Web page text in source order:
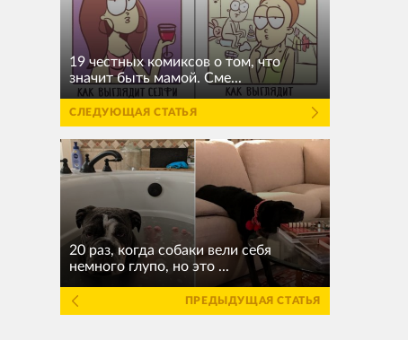
19 честных комиксов о том, что
значит быть мамой. Сме...
СЛЕДУЮЩАЯ СТАТЬЯ
20 раз, когда собаки вели себя
немного глупо, но это ...
ПРЕДЫДУЩАЯ СТАТЬЯ